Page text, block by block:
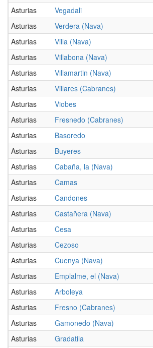
Asturias
Vegadali
Asturias
Verdera (Nava)
Asturias
Villa (Nava)
Asturias
Villabona (Nava)
Asturias
Villamartin (Nava)
Asturias
Villares (Cabranes)
Asturias
Viobes
Asturias
Fresnedo (Cabranes)
Asturias
Basoredo
Asturias
Buyeres
Asturias
Cabaña, la (Nava)
Asturias
Camas
Asturias
Candones
Asturias
Castañera (Nava)
Asturias
Cesa
Asturias
Cezoso
Asturias
Cuenya (Nava)
Asturias
Emplalme, el (Nava)
Asturias
Arboleya
Asturias
Fresno (Cabranes)
Asturias
Gamonedo (Nava)
Asturias
Gradatila